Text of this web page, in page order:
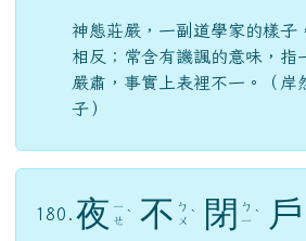
神態莊嚴，一副道學家的樣子
相反；常含有譏諷的意味，指
嚴肅，事實上表裡不一。（岸
子）
180. 夜 ㄧ
ㄝ ˋ 不 ㄅ
ㄨ ˋ 閉
ㄅ
ㄧ ˋ 戶